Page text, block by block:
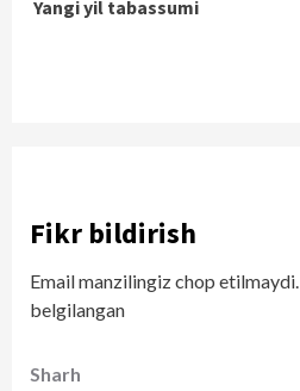
Reading
Yangi yil tabassumi
Fikr bildirish
Email manzilingiz chop etilmaydi.
belgilangan
Sharh